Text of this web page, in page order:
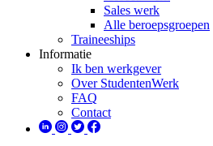
Sales werk
Alle beroepsgroepen
Traineeships
Informatie
Ik ben werkgever
Over StudentenWerk
FAQ
Contact